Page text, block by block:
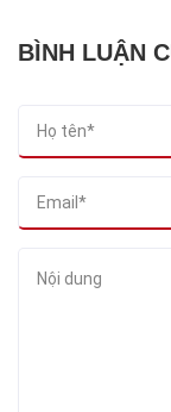
BÌNH LUẬN